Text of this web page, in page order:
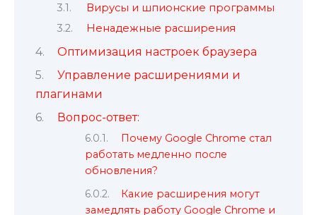
Вирусы и шпионские программы
Ненадежные расширения
Оптимизация настроек браузера
Управление расширениями и
плагинами
Вопрос-ответ:
Почему Google Chrome стал
работать медленно после
обновления?
Какие расширения могут
замедлять работу Google Chrome и